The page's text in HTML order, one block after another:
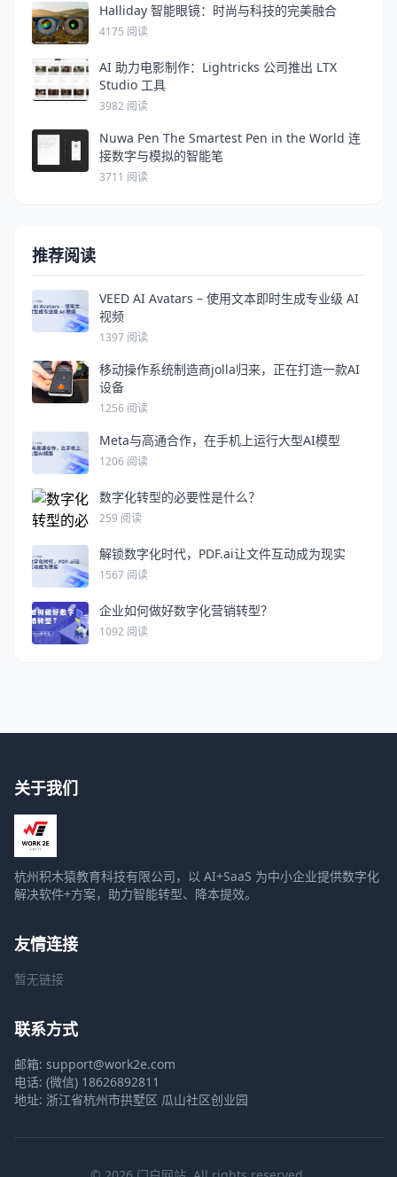
Halliday 智能眼镜：时尚与科技的完美融合
4175 阅读
AI 助力电影制作：Lightricks 公司推出 LTX
Studio 工具
3982 阅读
Nuwa Pen The Smartest Pen in the World 连
接数字与模拟的智能笔
3711 阅读
推荐阅读
VEED AI Avatars – 使用文本即时生成专业级 AI
视频
1397 阅读
移动操作系统制造商jolla归来，正在打造一款AI
设备
1256 阅读
Meta与高通合作，在手机上运行大型AI模型
1206 阅读
数字化转型的必要性是什么？
259 阅读
解锁数字化时代，PDF.ai让文件互动成为现实
1567 阅读
企业如何做好数字化营销转型？
1092 阅读
关于我们
杭州积木猿教育科技有限公司，以 AI+SaaS 为中小企业提供数字化
解决软件+方案，助力智能转型、降本提效。
友情连接
暂无链接
联系方式
邮箱: support@work2e.com
电话: (微信) 18626892811
地址: 浙江省杭州市拱墅区 瓜山社区创业园